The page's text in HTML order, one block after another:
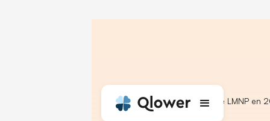
Accueil Guide LMNP
Tout Savoir de la Comptabilité LMNP en